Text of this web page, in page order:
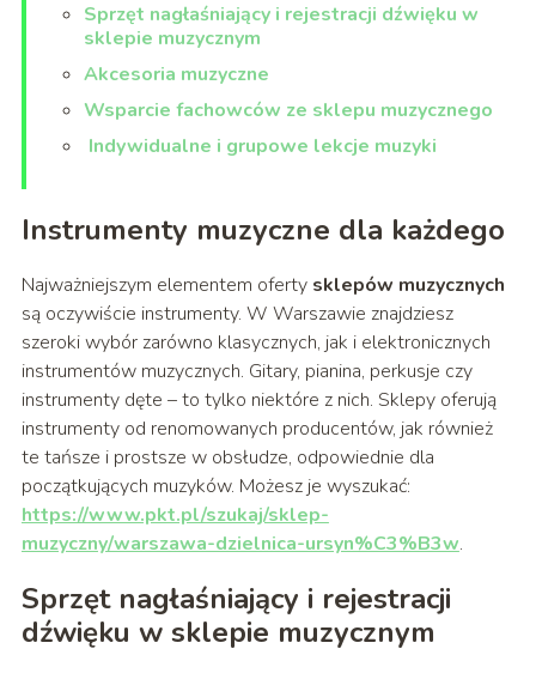
Sprzęt nagłaśniający i rejestracji dźwięku w
sklepie muzycznym
Akcesoria muzyczne
Wsparcie fachowców ze sklepu muzycznego
Indywidualne i grupowe lekcje muzyki
Instrumenty muzyczne dla każdego
Najważniejszym elementem oferty sklepów muzycznych
są oczywiście instrumenty. W Warszawie znajdziesz
szeroki wybór zarówno klasycznych, jak i elektronicznych
instrumentów muzycznych. Gitary, pianina, perkusje czy
instrumenty dęte – to tylko niektóre z nich. Sklepy oferują
instrumenty od renomowanych producentów, jak również
te tańsze i prostsze w obsłudze, odpowiednie dla
początkujących muzyków. Możesz je wyszukać:
https://www.pkt.pl/szukaj/sklep-
muzyczny/warszawa-dzielnica-ursyn%C3%B3w.
Sprzęt nagłaśniający i rejestracji
dźwięku w sklepie muzycznym